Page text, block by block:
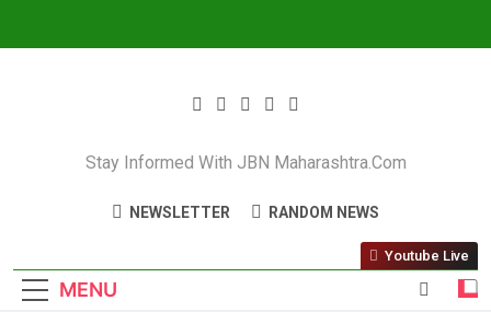
JBN Maharashtra
Stay Informed With JBN Maharashtra.com
NEWSLETTER RANDOM NEWS
MENU
Youtube Live